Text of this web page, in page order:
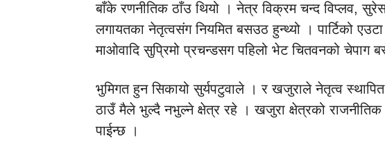
बाँके रणनीतिक ठाँउ थियो । नेत्र विक्रम चन्द विप्लव, सुरेस
लगायतका नेतृत्वसंग नियमित बसउठ हुन्थ्यो । पार्टिको
माओवादि सुप्रिमो प्रचन्डसग पहिलो भेट चितवनको चेपाग
भुमिगत हुन सिकायो सुर्यपटुवाले । र खजुराले नेतृत्व
ठाउँ मैले भुल्दै नभुल्ने क्षेत्र रहे । खजुरा क्षेत्रको
पाईन्छ ।